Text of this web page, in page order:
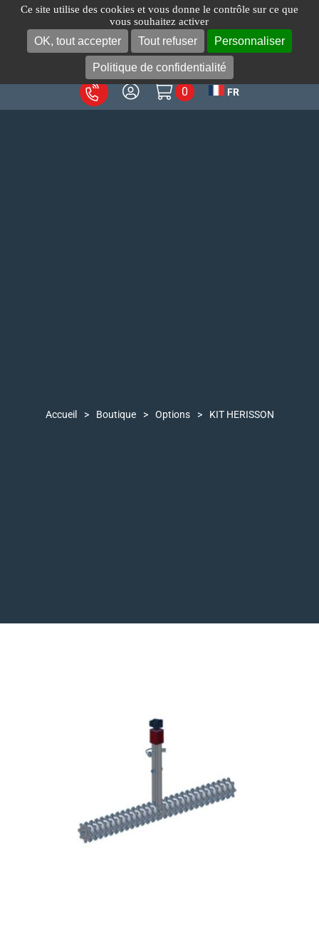
Ce site utilise des cookies et vous donne le contrôle sur ce que
vous souhaitez activer
OK, tout accepter Tout refuser Personnaliser
Politique de confidentialité
Passer
contenu
0 FR
Accueil > Boutique > Options > KIT HERISSON